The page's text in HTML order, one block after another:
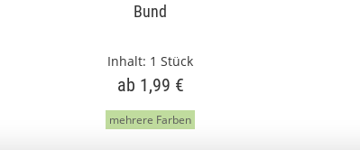
Bund
Inhalt: 1 Stück
ab 1,99 €
mehrere Farben